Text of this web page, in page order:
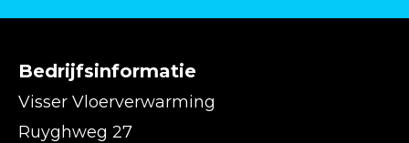
Bedrijfsinformatie
Visser Vloerverwarming
Ruyghweg 27